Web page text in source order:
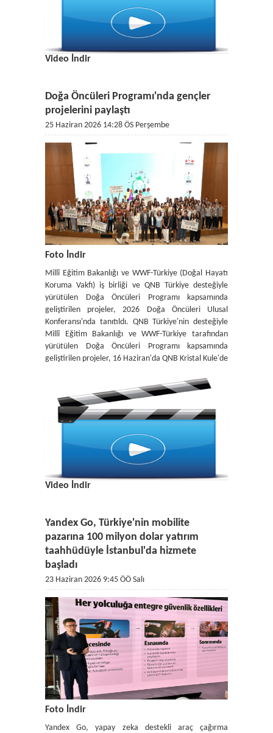
Video İndir
Doğa Öncüleri Programı'nda gençler
projelerini paylaştı
25 Haziran 2026 14:28 ÖS Perşembe
Foto İndir
Millî Eğitim Bakanlığı ve WWF-Türkiye (Doğal Hayatı
Koruma Vakfı) iş birliği ve QNB Türkiye desteğiyle
yürütülen Doğa Öncüleri Programı kapsamında
geliştirilen projeler, 2026 Doğa Öncüleri Ulusal
Konferansı'nda tanıtıldı. QNB Türkiye'nin desteğiyle
Millî Eğitim Bakanlığı ve WWF-Türkiye tarafından
yürütülen Doğa Öncüleri Programı kapsamında
geliştirilen projeler, 16 Haziran'da QNB Kristal Kule'de
Video İndir
Yandex Go, Türkiye'nin mobilite
pazarına 100 milyon dolar yatırım
taahhüdüyle İstanbul'da hizmete
başladı
23 Haziran 2026 9:45 ÖÖ Salı
Foto İndir
Yandex Go, yapay zeka destekli araç çağırma